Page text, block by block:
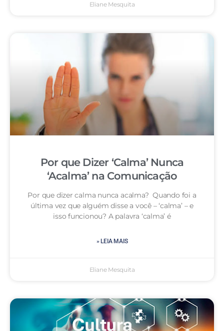
Eliane Mesquita
Por que Dizer ‘Calma’ Nunca
‘Acalma’ na Comunicação
Por que dizer calma nunca acalma? Quando foi a
última vez que alguém disse a você – ‘calma’ – e
isso funcionou? A palavra ‘calma’ é
» LEIA MAIS
Eliane Mesquita